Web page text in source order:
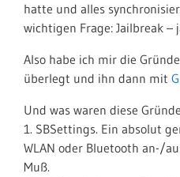
hatte und alles
wichtigen Frage: Jailbreak –
Also habe ich mir die
überlegt und ihn dann mit
Und was waren diese
1. SBSettings. Ein absolut
WLAN oder Bluetooth an-/
Muß.